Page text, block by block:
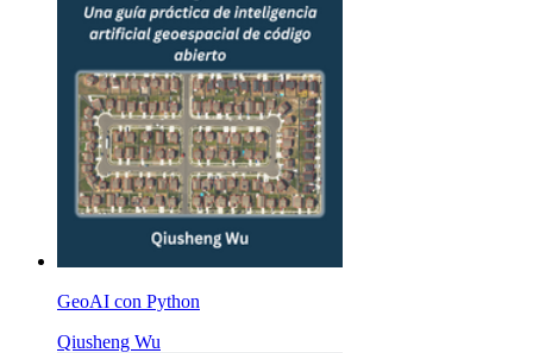
GeoAI con Python
Qiusheng Wu